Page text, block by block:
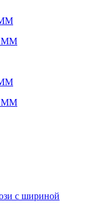
ММ
ММ
с шириной